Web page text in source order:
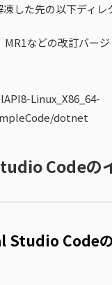
した先の以下ディレ
MR1などの改訂バー
Linux_X86_64-
dotnet
Codeの
Studio Code